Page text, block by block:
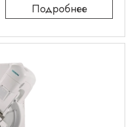
Подробнее